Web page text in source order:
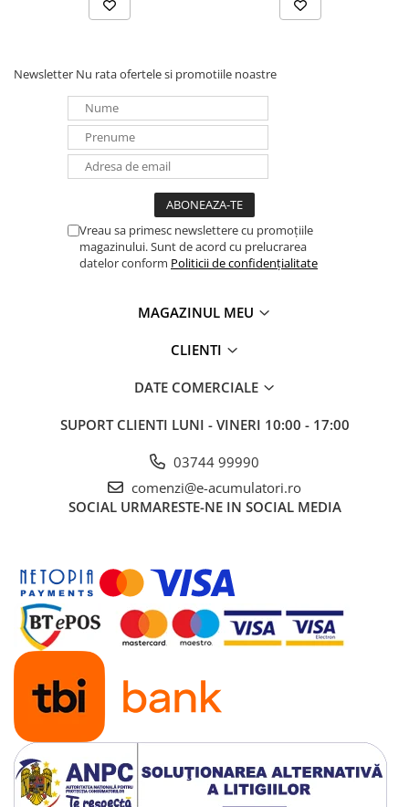
Panouri portabile
Statii energie portabile
Intrerupatoare si prize
Dulapuri pentru cablare
Tablouri electrice
Lumina (Becuri si Lanterne)
cabluri USB, prelungitoare USB
OUTLET
Pompe de caldura
Newsletter Nu rata ofertele si promotiile noastre
Vreau sa primesc newslettere cu promoțiile
magazinului. Sunt de acord cu prelucrarea
datelor conform Politicii de confidențialitate
MAGAZINUL MEU
CLIENTI
DATE COMERCIALE
SUPORT CLIENTI LUNI - VINERI 10:00 - 17:00
03744 99990
comenzi@e-acumulatori.ro
SOCIAL URMARESTE-NE IN SOCIAL MEDIA